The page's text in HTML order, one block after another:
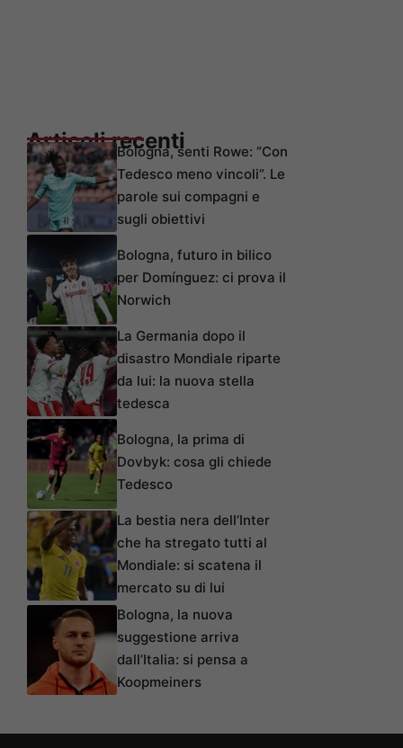
Articoli recentiBologna, senti Rowe: “Con
Tedesco meno vincoli”. Le
parole sui compagni e
sugli obiettivi
Bologna, futuro in bilico
per Domínguez: ci prova il
Norwich
La Germania dopo il
disastro Mondiale riparte
da lui: la nuova stella
tedesca
Bologna, la prima di
Dovbyk: cosa gli chiede
Tedesco
La bestia nera dell’Inter
che ha stregato tutti al
Mondiale: si scatena il
mercato su di lui
Bologna, la nuova
suggestione arriva
dall’Italia: si pensa a
Koopmeiners